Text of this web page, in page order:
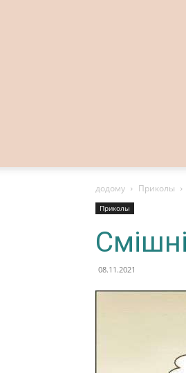
додому Приколы
Приколы
08.11.2021